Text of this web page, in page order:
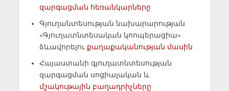
զարգացման հեռանկարները
Գյուղանտեսության նախարարության
«Գյուղատնտեսական կոոպերացիա»
ձևավորելու քաղաքականության մասին
Հայաստանի գյուղատնտեսության
զարգացման սոցիալական և
մշակութային բաղադրիչները